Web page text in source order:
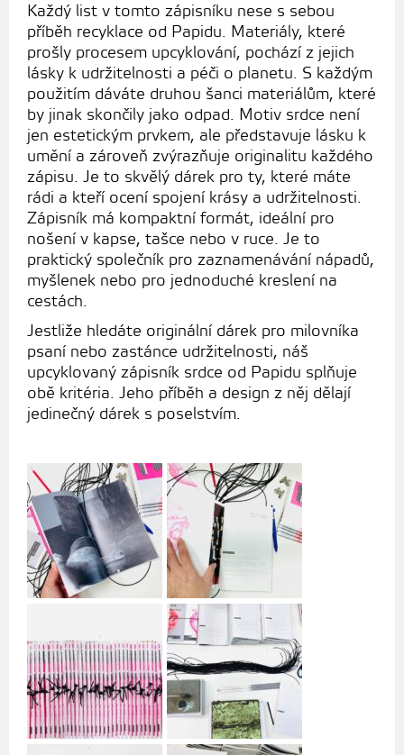
Každý list v tomto zápisníku nese s sebou
příběh recyklace od Papidu. Materiály, které
prošly procesem upcyklování, pochází z jejich
lásky k udržitelnosti a péči o planetu. S každým
použitím dáváte druhou šanci materiálům, které
by jinak skončily jako odpad. Motiv srdce není
jen estetickým prvkem, ale představuje lásku k
umění a zároveň zvýrazňuje originalitu každého
zápisu. Je to skvělý dárek pro ty, které máte
rádi a kteří ocení spojení krásy a udržitelnosti.
Zápisník má kompaktní formát, ideální pro
nošení v kapse, tašce nebo v ruce. Je to
praktický společník pro zaznamenávání nápadů,
myšlenek nebo pro jednoduché kreslení na
cestách.
Jestliže hledáte originální dárek pro milovníka
psaní nebo zastánce udržitelnosti, náš
upcyklovaný zápisník srdce od Papidu splňuje
obě kritéria. Jeho příběh a design z něj dělají
jedinečný dárek s poselstvím.